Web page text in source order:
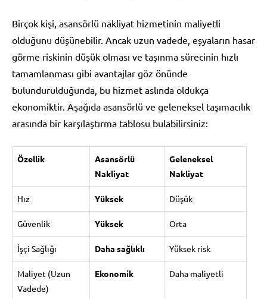
Birçok kişi, asansörlü nakliyat hizmetinin maliyetli
olduğunu düşünebilir. Ancak uzun vadede, eşyaların hasar
görme riskinin düşük olması ve taşınma sürecinin hızlı
tamamlanması gibi avantajlar göz önünde
bulundurulduğunda, bu hizmet aslında oldukça
ekonomiktir. Aşağıda asansörlü ve geleneksel taşımacılık
arasında bir karşılaştırma tablosu bulabilirsiniz:
Özellik
Asansörlü
Nakliyat
Geleneksel
Nakliyat
Hız Yüksek Düşük
Güvenlik Yüksek Orta
İşçi Sağlığı Daha sağlıklı Yüksek risk
Maliyet (Uzun
Vadede)
Ekonomik Daha maliyetli